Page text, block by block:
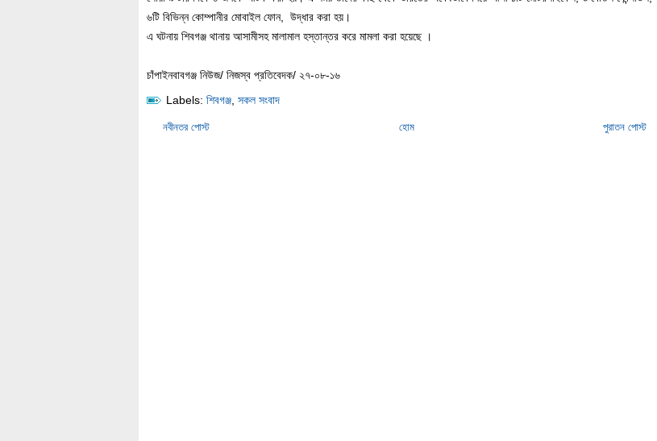
৬টি বিভিন্ন কোম্পানীর মোবাইল ফোন, উদ্ধার করা হয়।
এ ঘটনায় শিবগঞ্জ থানায় আসামীসহ মালামাল হস্তান্তর করে মামলা করা হয়েছে ।
চাঁপাইনবাবগঞ্জ নিউজ/ নিজস্ব প্রতিবেদক/ ২৭-০৮-১৬
Labels: শিবগঞ্জ সকল সংবাদ
নবীনতর পোস্ট পুরাতন পোস্ট
হোম